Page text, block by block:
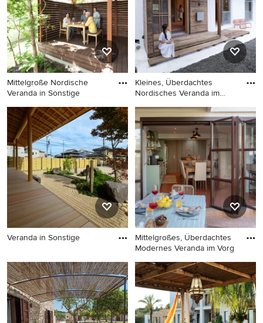
Mittelgroße Nordische
Veranda in Sonstige
Mittelgroße Nordische
Veranda in Sonstige
Kleines, Überdachtes
Nordisches Veranda im
Kleines, Überdachtes
Nordisches Veranda im
Vorgarten mit Dielen in
Sonstige
Veranda in Sonstige
Mittelgroßes, Überdachtes
Modernes Veranda im Vorg
Mittelgroßes, Überdachtes
Modernes Veranda im
Vorgarten mit Outdoor-
Küche und Pflastersteinen in
Madrid